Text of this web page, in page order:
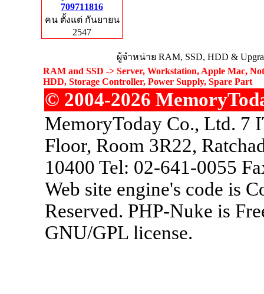
709711816
คน ตั้งแต่ กันยายน
2547
ผู้จำหน่าย RAM, SSD, HDD &
RAM and SSD -> Server, Workstation, Apple Mac,
HDD, Storage Controller, Power Supply, Spare Part
© 2004-2026
MemoryToday Co., Ltd. 7
Floor, Room 3R22,
10400 Tel: 02-641-0055
Web site engine's code is
Reserved. PHP-Nuke is
GNU/GPL license.